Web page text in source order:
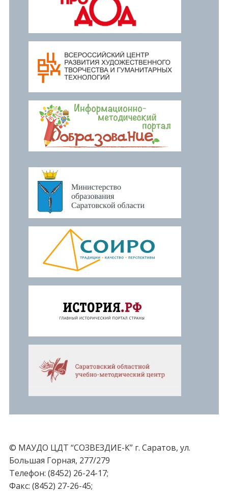
© МАУДО ЦДТ “СОЗВЕЗДИЕ-К” г. Саратов, ул.
Большая Горная, 277/279
Телефон: (8452) 26-24-17;
Факс: (8452) 27-26-45;